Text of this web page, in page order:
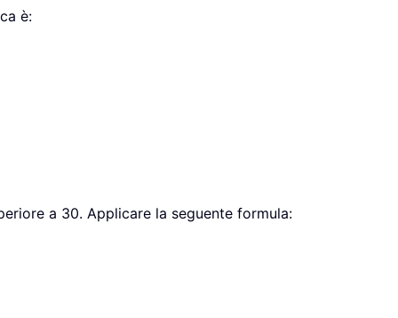
è:
a 30. Applicare la seguente formula: